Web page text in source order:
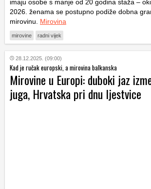
imaju osobe s manje od 20 godina staža –
2026. ženama se postupno podiže dobna
mirovinu. Mirovina
mirovine radni vijek
28.12.2025. (09:00)
Kad je ručak europski, a mirovina balkanska
Mirovine u Europi: duboki jaz
juga, Hrvatska pri dnu ljestvice